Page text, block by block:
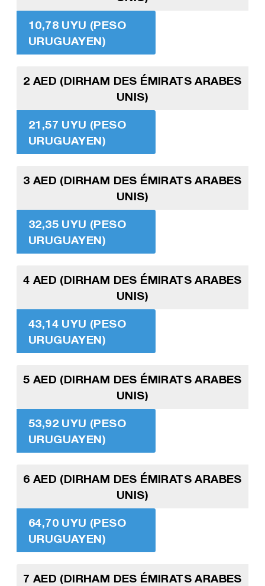
10,78 UYU (PESO
URUGUAYEN)
2 AED (DIRHAM DES ÉMIRATS ARABES
UNIS)
21,57 UYU (PESO
URUGUAYEN)
3 AED (DIRHAM DES ÉMIRATS ARABES
UNIS)
32,35 UYU (PESO
URUGUAYEN)
4 AED (DIRHAM DES ÉMIRATS ARABES
UNIS)
43,14 UYU (PESO
URUGUAYEN)
5 AED (DIRHAM DES ÉMIRATS ARABES
UNIS)
53,92 UYU (PESO
URUGUAYEN)
6 AED (DIRHAM DES ÉMIRATS ARABES
UNIS)
64,70 UYU (PESO
URUGUAYEN)
7 AED (DIRHAM DES ÉMIRATS ARABES